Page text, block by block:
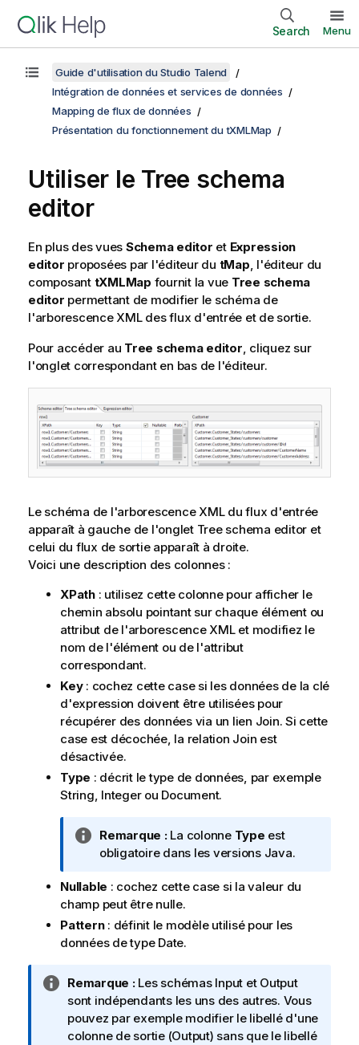
Search Menu
Guide d'utilisation du Studio Talend
Intégration de données et services de données
Mapping de flux de données
Présentation du fonctionnement du tXMLMap
Utiliser le Tree schema
editor
En plus des vues Schema editor et Expression
editor proposées par l'éditeur du tMap, l'éditeur du
composant tXMLMap fournit la vue Tree schema
editor permettant de modifier le schéma de
l'arborescence XML des flux d'entrée et de sortie.
Pour accéder au Tree schema editor, cliquez sur
l'onglet correspondant en bas de l'éditeur.
Le schéma de l'arborescence XML du flux d'entrée
apparaît à gauche de l'onglet Tree schema editor et
celui du flux de sortie apparaît à droite.
Voici une description des colonnes :
XPath: utilisez cette colonne pour afficher le
chemin absolu pointant sur chaque élément ou
attribut de l'arborescence XML et modifiez le
nom de l'élément ou de l'attribut
correspondant.
Key: cochez cette case si les données de la clé
d'expression doivent être utilisées pour
récupérer des données via un lien Join. Si cette
case est décochée, la relation Join est
désactivée.
Type : décrit le type de données, par exemple
String, Integer ou Document.
N
o
e
n
f
m
Remarque :La colonne Type est
obligatoire dans les versions Java.
Nullable : cochez cette case si la valeur du
champ peut être nulle.
Pattern: définit le modèle utilisé pour les
données de type Date.
N
o
t
e
Remarque :Les schémas Input et Output
sont indépendants les uns des autres. Vous
pouvez par exemple modifier le libellé d'une
colonne de sortie (Output) sans que le libellé